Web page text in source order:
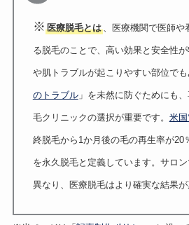
※ 医療脱毛とは、医療機関で医師や
る脱毛のことで、高い効果と安全性
や肌トラブルが起こりやすい部位でも
のトラブル」を未然に防ぐためにも
毛クリニックの選択が重要です。 米
終脱毛から1か月後の毛の再生率が20
を永久脱毛と定義しています。サロ
異なり、医療脱毛はより確実な結果が